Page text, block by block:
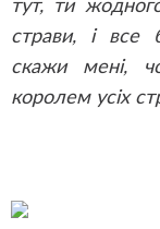
страви, і все
скажи мені,
королем усіх